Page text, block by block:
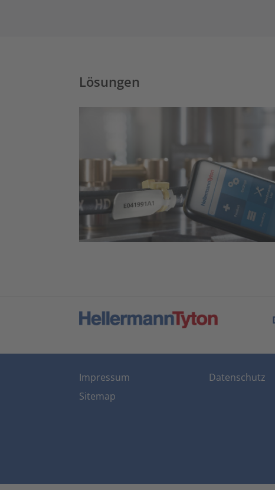
Lösungen
Impressum
Sitemap
Datenschutz